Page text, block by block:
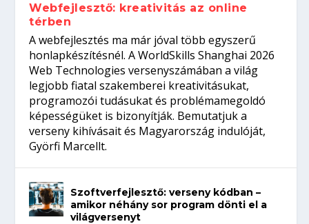
Webfejlesztő: kreativitás az online
térben
A webfejlesztés ma már jóval több egyszerű
honlapkészítésnél. A WorldSkills Shanghai 2026
Web Technologies versenyszámában a világ
legjobb fiatal szakemberei kreativitásukat,
programozói tudásukat és problémamegoldó
képességüket is bizonyítják. Bemutatjuk a
verseny kihívásait és Magyarország indulóját,
Györfi Marcellt.
Szoftverfejlesztő: verseny kódban –
amikor néhány sor program dönti el a
világversenyt